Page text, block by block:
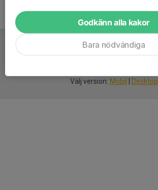
Välj version: Mobil Desktop
Godkänn alla kakor
Bara nödvändiga